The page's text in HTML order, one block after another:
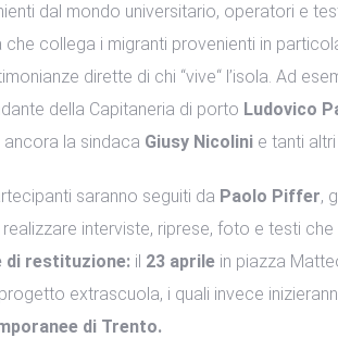
dal mondo universitario, operatori e
collega i migranti provenienti in
dirette di chi “vive“ l’isola. Ad
della Capitaneria di porto Ludovico
la sindaca Giusy Nicolini e tanti
saranno seguiti da Paolo Piffer,
interviste, riprese, foto e testi
di restituzione: il 23 aprile in piazza
extrascuola, i quali invece
di Trento.